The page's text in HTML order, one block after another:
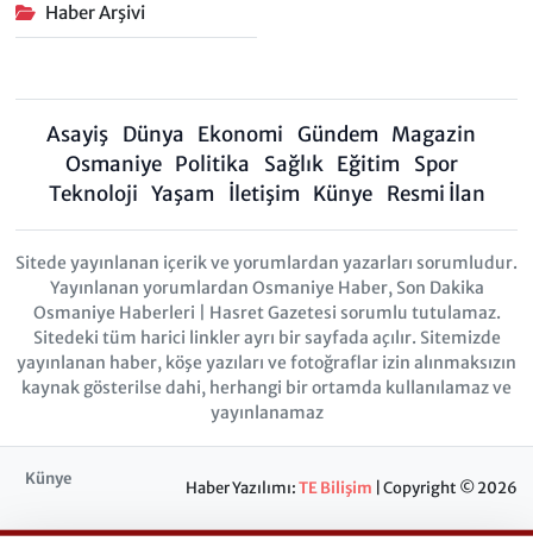
Haber Arşivi
Asayiş Dünya Ekonomi Gündem Magazin
Osmaniye Politika Sağlık Eğitim
Spor
Teknoloji Yaşam İletişim Künye Resmi İlan
Sitede yayınlanan içerik ve yorumlardan yazarları sorumludur.
Yayınlanan yorumlardan Osmaniye Haber, Son Dakika
Osmaniye Haberleri | Hasret Gazetesi sorumlu tutulamaz.
Sitedeki tüm harici linkler ayrı bir sayfada açılır. Sitemizde
yayınlanan haber, köşe yazıları ve fotoğraflar izin alınmaksızın
kaynak gösterilse dahi, herhangi bir ortamda kullanılamaz ve
yayınlanamaz
Künye Haber Yazılımı:TE Bilişim | Copyright © 2026